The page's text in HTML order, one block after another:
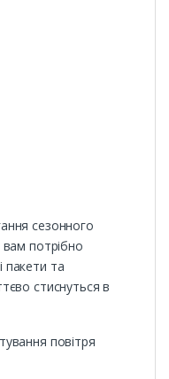
сезонного
потрібно
пакети та
стиснуться в
повітря